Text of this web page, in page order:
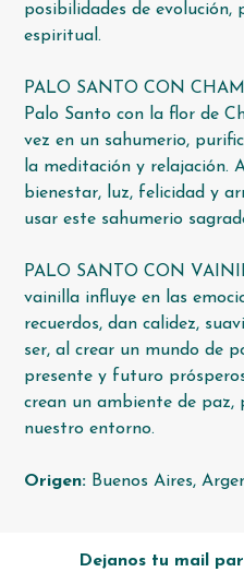
posibilidades de evolución,
espiritual.
PALO SANTO CON
Palo Santo con la flor de
vez en un sahumerio,
la meditación y relajación.
bienestar, luz, felicidad y
usar este sahumerio
PALO SANTO CON
vainilla influye en las
recuerdos, dan calidez,
ser, al crear un mundo de
presente y futuro
crean un ambiente de paz,
nuestro entorno.
Origen: Buenos Aires,
Dejanos tu mail